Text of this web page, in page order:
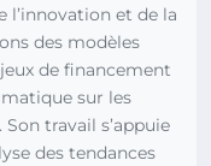
l’innovation et de la
des modèles
de financement
sur les
travail s’appuie
des tendances